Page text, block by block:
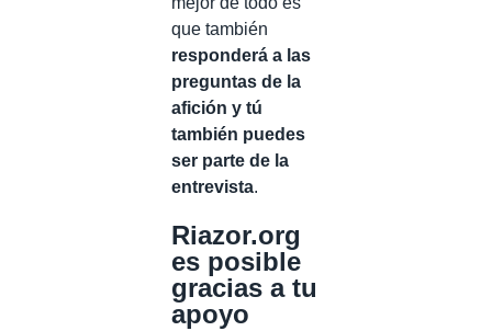
que también
responderá a las
preguntas de la
afición y tú
también puedes
ser parte de la
entrevista.
Riazor.org
es posible
gracias a tu
apoyo